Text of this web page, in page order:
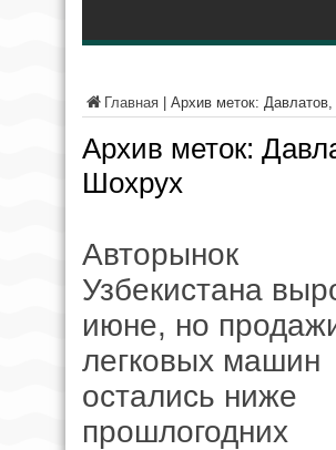
Главная Архив меток:
Архив меток:
Шохрух
Авторынок
Узбекистана
июне, но
легковых машин
остались ниже
прошлогодних